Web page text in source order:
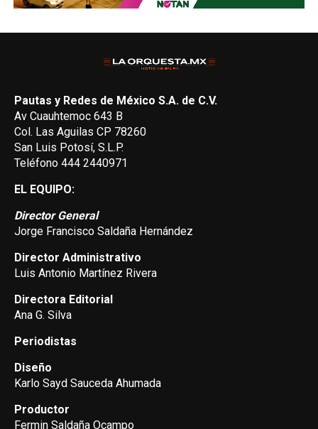
Pautas y Redes de México S.A. de C.V.
Av Cuauhtemoc 643 B
Col. Las Aguilas CP 78260
San Luis Potosí, S.L.P.
Teléfono 444 2440971
EL EQUIPO:
Director General
Jorge Francisco Saldaña Hernández
Director Administrativo
Luis Antonio Martínez Rivera
Directora Editorial
Ana G. Silva
Periodistas
Diseño
Karlo Sayd Sauceda Ahumada
Productor
Fermin Saldaña Ocampo